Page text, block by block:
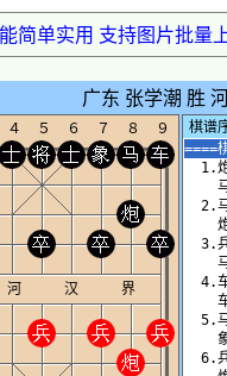
简单实用 支持图片批量